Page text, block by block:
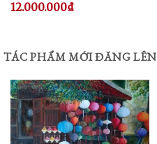
12.000.000₫
TÁC PHẨM MỚI ĐĂNG LÊN